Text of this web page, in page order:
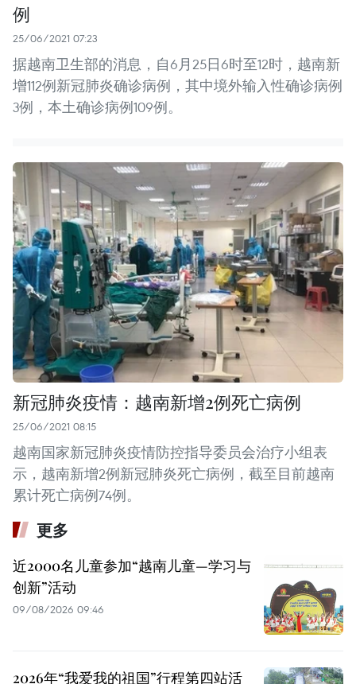
例
25/06/2021 07:23
据越南卫生部的消息，自6月25日6时至12时，越南新
增112例新冠肺炎确诊病例，其中境外输入性确诊病例
3例，本土确诊病例109例。
新冠肺炎疫情：越南新增2例死亡病例
25/06/2021 08:15
越南国家新冠肺炎疫情防控指导委员会治疗小组表
示，越南新增2例新冠肺炎死亡病例，截至目前越南
累计死亡病例74例。
更多
近2000名儿童参加“越南儿童—学习与
创新”活动
09/08/2026 09:46
2026年“我爱我的祖国”行程第四站活